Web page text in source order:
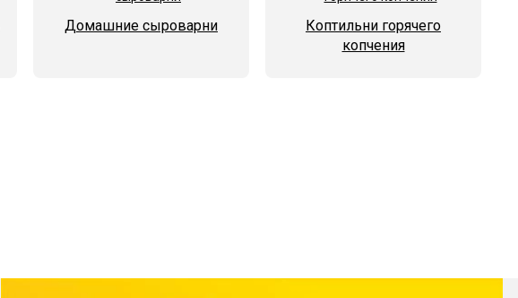
Домашние сыроварни
Коптильни горячего
копчения